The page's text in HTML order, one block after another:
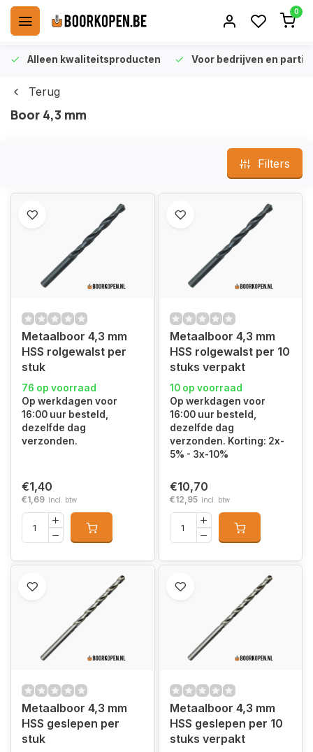
0
Alleen kwaliteitsproducten Voor bedrijven en
Terug
Boor 4,3 mm
Filters
Metaalboor 4,3 mm
HSS rolgewalst per
stuk
76 op voorraad
Op werkdagen voor
16:00 uur besteld,
dezelfde dag
verzonden.
€1,40
€1,69 Incl. btw
Metaalboor 4,3 mm
HSS rolgewalst per 10
stuks verpakt
10 op voorraad
Op werkdagen voor
16:00 uur besteld,
dezelfde dag
verzonden. Korting: 2x-
5% - 3x-10%
€10,70
€12,95 Incl. btw
Metaalboor 4,3 mm
HSS geslepen per
stuk
Metaalboor 4,3 mm
HSS geslepen per 10
stuks verpakt